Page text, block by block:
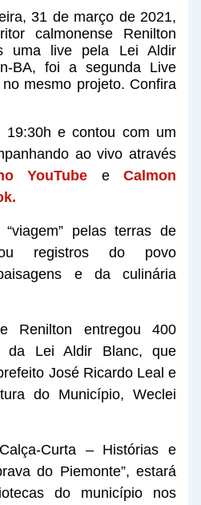
31 de março de 2021,
calmonense Renilton
uma live pela Lei Aldir
BA, foi a segunda Live
mesmo projeto. Confira
e contou com um
ao vivo através
YouTube eCalmon
pelas terras de
registros do povo
e da culinária
Renilton entregou 400
da Lei Aldir Blanc, que
José Ricardo Leal e
do Município, Weclei
Curta – Histórias e
do Piemonte”, estará
do município nos